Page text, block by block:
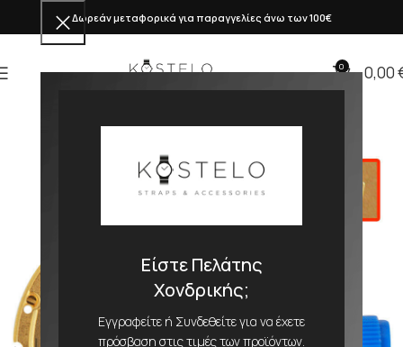
Είστε Πελάτης
Χονδρικής;
Εγγραφείτε ή Συνδεθείτε για να έχετε
πρόσβαση στις τιμές των προϊόντων.
Δωρεάν μεταφορικά για παραγγελίες άνω των 100€
0 0,00